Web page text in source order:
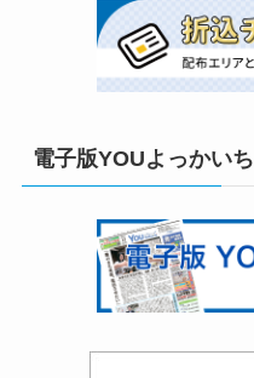
電子版YOUよっかいち